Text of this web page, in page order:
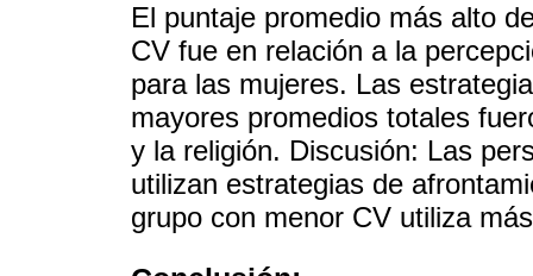
El puntaje promedio más alto
CV fue en relación a la
para las mujeres. Las
mayores promedios totales
y la religión. Discusión: Las
utilizan estrategias de
grupo con menor CV utiliza